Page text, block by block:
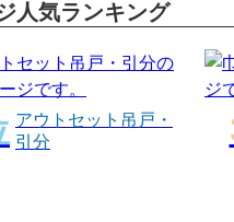
人気ランキング
アウトセット吊戸・
引分